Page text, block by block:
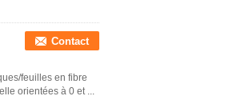
Contact
feuilles en fibre
orientées à 0 et ...